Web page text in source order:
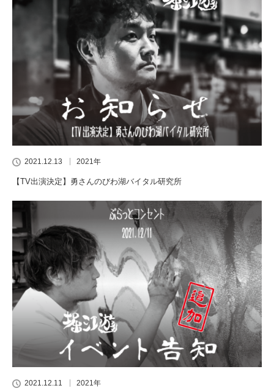
2021.12.13 2021年
【TV出演決定】勇さんのびわ湖バイタル研究所
2021.12.11 2021年